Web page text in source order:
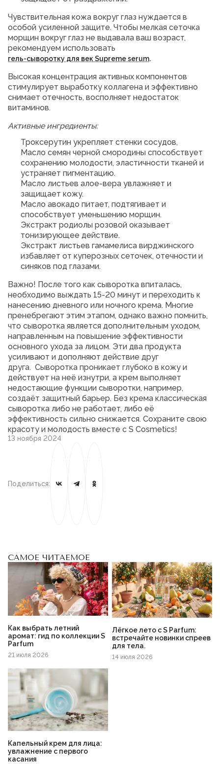
Чувствительная кожа вокруг глаз нуждается в
особой усиленной защите. Чтобы мелкая сеточка
морщин вокруг глаз не выдавала ваш возраст,
рекомендуем использовать
гель-сыворотку для век Supreme serum.
Высокая концентрация активных компонентов
стимулирует выработку коллагена и эффективно
снимает отечность, восполняет недостаток
витаминов.
Активные ингредиенты:
Троксерутин укрепляет стенки сосудов,
Масло семян черной смородины способствует
сохранению молодости, эластичности тканей и
устраняет пигментацию.
Масло листьев алое-вера увлажняет и
защищает кожу.
Масло авокадо питает, подтягивает и
способствует уменьшению морщин.
Экстракт родиолы розовой оказывает
тонизирующее действие.
Экстракт листьев гамамелиса вирджинского
избавляет от куперозных сеточек, отечности и
синяков под глазами.
Важно! После того как сыворотка впиталась,
необходимо выждать 15-20 минут и переходить к
нанесению дневного или ночного крема. Многие
пренебрегают этим этапом, однако важно помнить,
что сыворотка является дополнительным уходом,
направленным на повышение эффективности
основного ухода за лицом. Эти два продукта
усиливают и дополняют действие друг
друга. Сыворотка проникает глубоко в кожу и
действует на неё изнутри, а крем выполняет
недостающие функции сыворотки, например,
создаёт защитный барьер. Без крема классическая
сыворотка либо не работает, либо её
эффективность сильно снижается. Сохраните свою
красоту и молодость вместе с S Cosmetics!
13 ноября 2024
Поделиться:
САМОЕ ЧИТАЕМОЕ
Как выбрать летний
аромат: гид по коллекции S
Parfum
21 июля 2026
Лёгкое лето с S Parfum:
встречайте новинки спреев
для тела.
14 июля 2026
Капельный крем для лица:
увлажнение с первого
касания